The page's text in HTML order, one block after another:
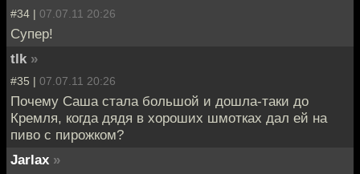
#34 | 07.07.11 20:26
Супер!
tlk »
#35 | 07.07.11 20:26
Почему Саша стала большой и дошла-таки до
Кремля, когда дядя в хороших шмотках дал ей на
пиво с пирожком?
Jarlax »